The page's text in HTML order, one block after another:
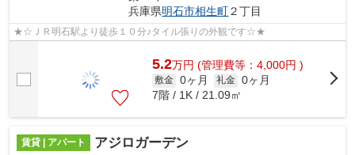
兵庫県明石市相生町２丁目
★☆ＪＲ明石駅より徒歩１０分♪タイル張りの外観です☆★
5.2万円 (管理費等：4,000円 )
敷金 0ヶ月 礼金 0ヶ月
7階 / 1K / 21.09㎡
賃貸 | アパート アジロガーデン